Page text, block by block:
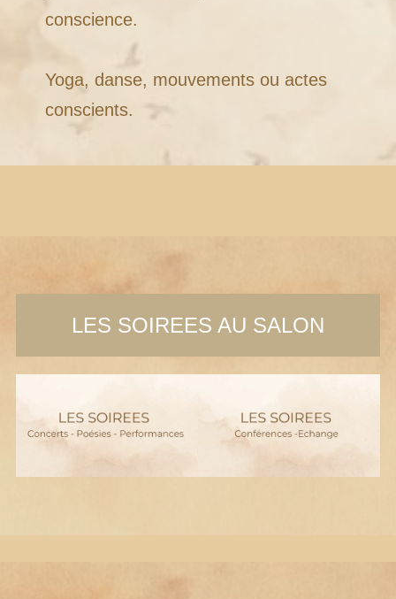
conscience.
Yoga, danse, mouvements ou actes
conscients.
LES SOIREES AU SALON